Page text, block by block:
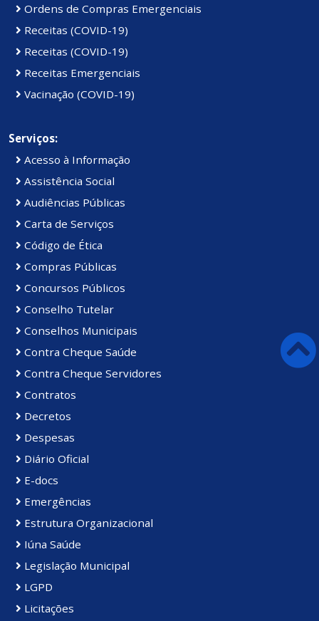
Ordens de Compras Emergenciais
Receitas (COVID-19)
Receitas (COVID-19)
Receitas Emergenciais
Vacinação (COVID-19)
Serviços:
Acesso à Informação
Assistência Social
Audiências Públicas
Carta de Serviços
Código de Ética
Compras Públicas
Concursos Públicos
Conselho Tutelar
Conselhos Municipais
Contra Cheque Saúde
Contra Cheque Servidores
Contratos
Decretos
Despesas
Diário Oficial
E-docs
Emergências
Estrutura Organizacional
Iúna Saúde
Legislação Municipal
LGPD
Licitações